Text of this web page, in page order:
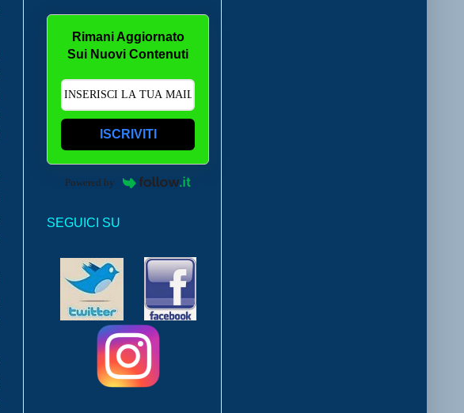
Rimani Aggiornato
Sui Nuovi Contenuti
ISCRIVITI
Powered by
SEGUICI SU